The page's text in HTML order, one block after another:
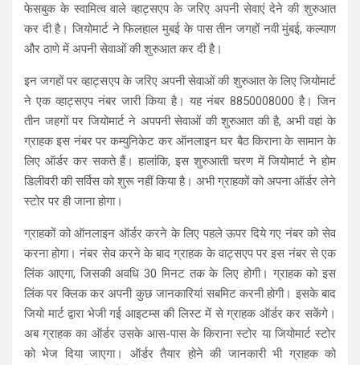
फेसबुक के स्वामित्व वाले व्हाट्सएप के जरिए अपनी सेवाएं देने की शुरुआत
कर दी है। जियोमार्ट ने फिलहाल मुबई के पास तीन जगहों नवी मुंबई, कल्याण
और ठाणे में अपनी सेवाओं की शुरुआत कर दी है।
इन जगहों पर व्हाट्सएप के जरिए अपनी सेवाओं की शुरुआत के लिए जियोमार्ट
ने एक व्हाट्सएप नंबर जारी किया है। यह नंबर 8850008000 है। जिन
तीन जहगों पर जियोमार्ट ने अपपनी सेवाओं की शुरुआत की है, अभी वहां के
ग्राहक इस नंबर पर कम्युनिकेट कर ऑनलाइन घर बैठ किराना के सामान के
लिए ऑर्डर कर सकते हैं। हालांकि, इस शुरुआती चरण में जियोमार्ट ने होम
डिलीवरी की सर्विस को शुरू नहीं किया है। अभी ग्राहकों को अपना ऑर्डर लेने
स्टोर पर ही जाना होगा।
ग्राहकों को ऑनलाइन ऑर्डर करने के लिए पहले ऊपर दिये गए नंबर को सेव
करना होगा। नंबर सेव करने के बाद ग्राहक के वाट्सएप पर इस नंबर से एक
लिंक आएगा, जिसकी अवधि 30 मिनट तक के लिए होगी। ग्राहक को इस
लिंक पर क्लिक कर अपनी कुछ जानकारियां सबमिट करनी होगी। इसके बाद
जियो मार्ट द्वारा भेजी गई आइटम्स की लिस्ट में से ग्राहक ऑर्डर कर सकेंगे।
अब ग्राहक का ऑर्डर उसके आस-पास के किराना स्टोर या जियोमार्ट स्टोर
को भेज दिया जाएगा। ऑर्डर तैयार होने की जानकारी भी ग्राहक को